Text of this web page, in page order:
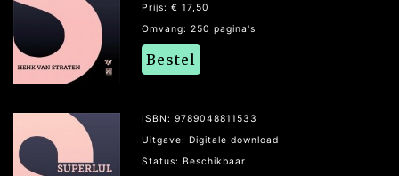
Prijs: € 17,50
Omvang: 250 pagina's
Bestel
ISBN: 9789048811533
Uitgave: Digitale download
Status: Beschikbaar